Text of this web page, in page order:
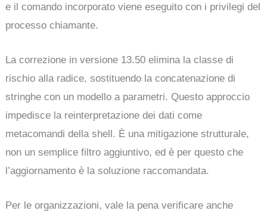
e il comando incorporato viene eseguito con i privilegi del
processo chiamante.
La correzione in versione 13.50 elimina la classe di
rischio alla radice, sostituendo la concatenazione di
stringhe con un modello a parametri. Questo approccio
impedisce la reinterpretazione dei dati come
metacomandi della shell. È una mitigazione strutturale,
non un semplice filtro aggiuntivo, ed è per questo che
l’aggiornamento è la soluzione raccomandata.
Per le organizzazioni, vale la pena verificare anche